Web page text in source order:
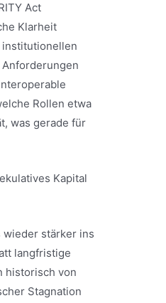
Act
Klarheit
institutionellen
Rollen etwa
was gerade für
Kapital
stärker ins
langfristige
historisch von
Stagnation